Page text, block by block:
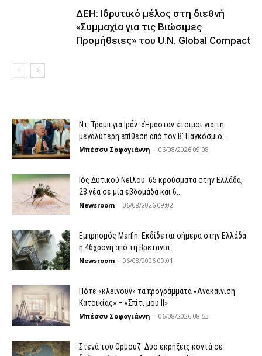
ΔΕΗ: Ιδρυτικό μέλος στη διεθνή
«Συμμαχία για τις Βιώσιμες
Προμήθειες» του U.N. Global Compact
Ντ. Τραμπ για Ιράν: «Ήμασταν έτοιμοι για τη
μεγαλύτερη επίθεση από τον Β’ Παγκόσμιο...
Μπέσσυ Σοφογιάννη - 06/08/2026 09:08
Ιός Δυτικού Νείλου: 65 κρούσματα στην Ελλάδα,
23 νέα σε μία εβδομάδα και 6...
Newsroom - 06/08/2026 09:02
Εμπρησμός Marfin: Εκδίδεται σήμερα στην Ελλάδα
η 46χρονη από τη Βρετανία
Newsroom - 06/08/2026 09:01
Πότε «κλείνουν» τα προγράμματα «Ανακαίνιση
Κατοικίας» – «Σπίτι μου ΙΙ»
Μπέσσυ Σοφογιάννη - 06/08/2026 08:53
Στενά του Ορμούζ: Δύο εκρήξεις κοντά σε